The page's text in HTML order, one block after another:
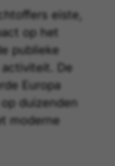
eiste,
op het
publieke
De
Europa
duizenden
moderne